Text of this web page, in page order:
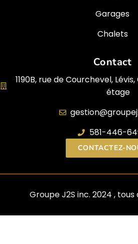
Garages
Chalets
Contact
1190B, rue de Courchevel,
étage
581-446-
CONTACTEZ-
Groupe J2S inc. 2024 ,